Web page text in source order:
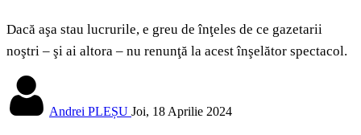
Dacă aşa stau lucrurile, e greu de înţeles de ce gazetarii
noştri – şi ai altora – nu renunţă la acest înşelător spectacol.
Andrei PLEȘU Joi, 18 Aprilie 2024